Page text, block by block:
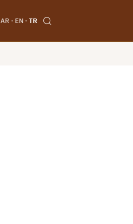
AR EN TR